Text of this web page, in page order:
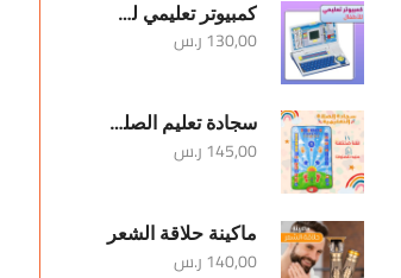
كمبيوتر تعليمي للأطفال
130,00ر.س
سجادة تعليم الصلوات الخمس والوضوء
145,00ر.س
ماكينة حلاقة الشعر
140,00ر.س